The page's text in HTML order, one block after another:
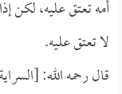
أمه تعتق عليه، لكن
لا تعتق عليه.
قال رحمه الله: